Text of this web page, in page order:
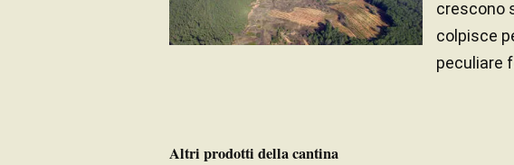
crescono
colpisce
peculiare
Altri prodotti della cantina